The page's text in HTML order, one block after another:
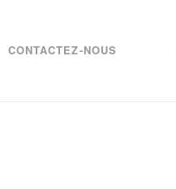
CONTACTEZ-NOUS